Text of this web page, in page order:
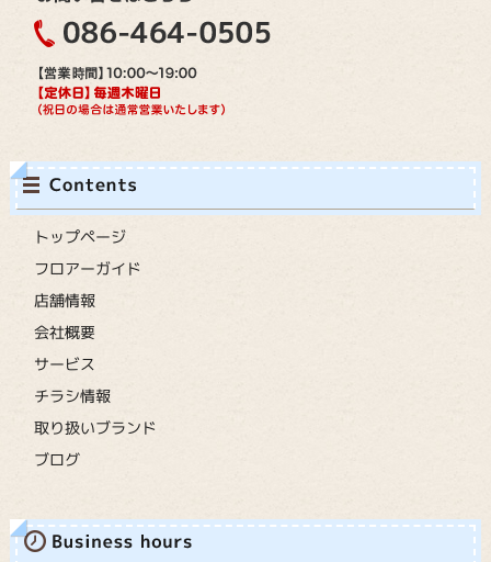
トップページ
フロアーガイド
店舗情報
会社概要
サービス
チラシ情報
取り扱いブランド
ブログ